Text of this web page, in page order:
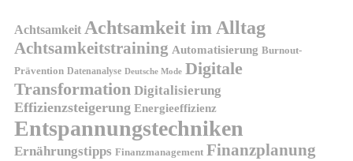
Achtsamkeit Achtsamkeit im Alltag
Achtsamkeitstraining Automatisierung Burnout-
Prävention Datenanalyse Deutsche Mode Digitale
Transformation Digitalisierung
Effizienzsteigerung Energieeffizienz
Entspannungstechniken
Ernährungstipps Finanzmanagement Finanzplanung